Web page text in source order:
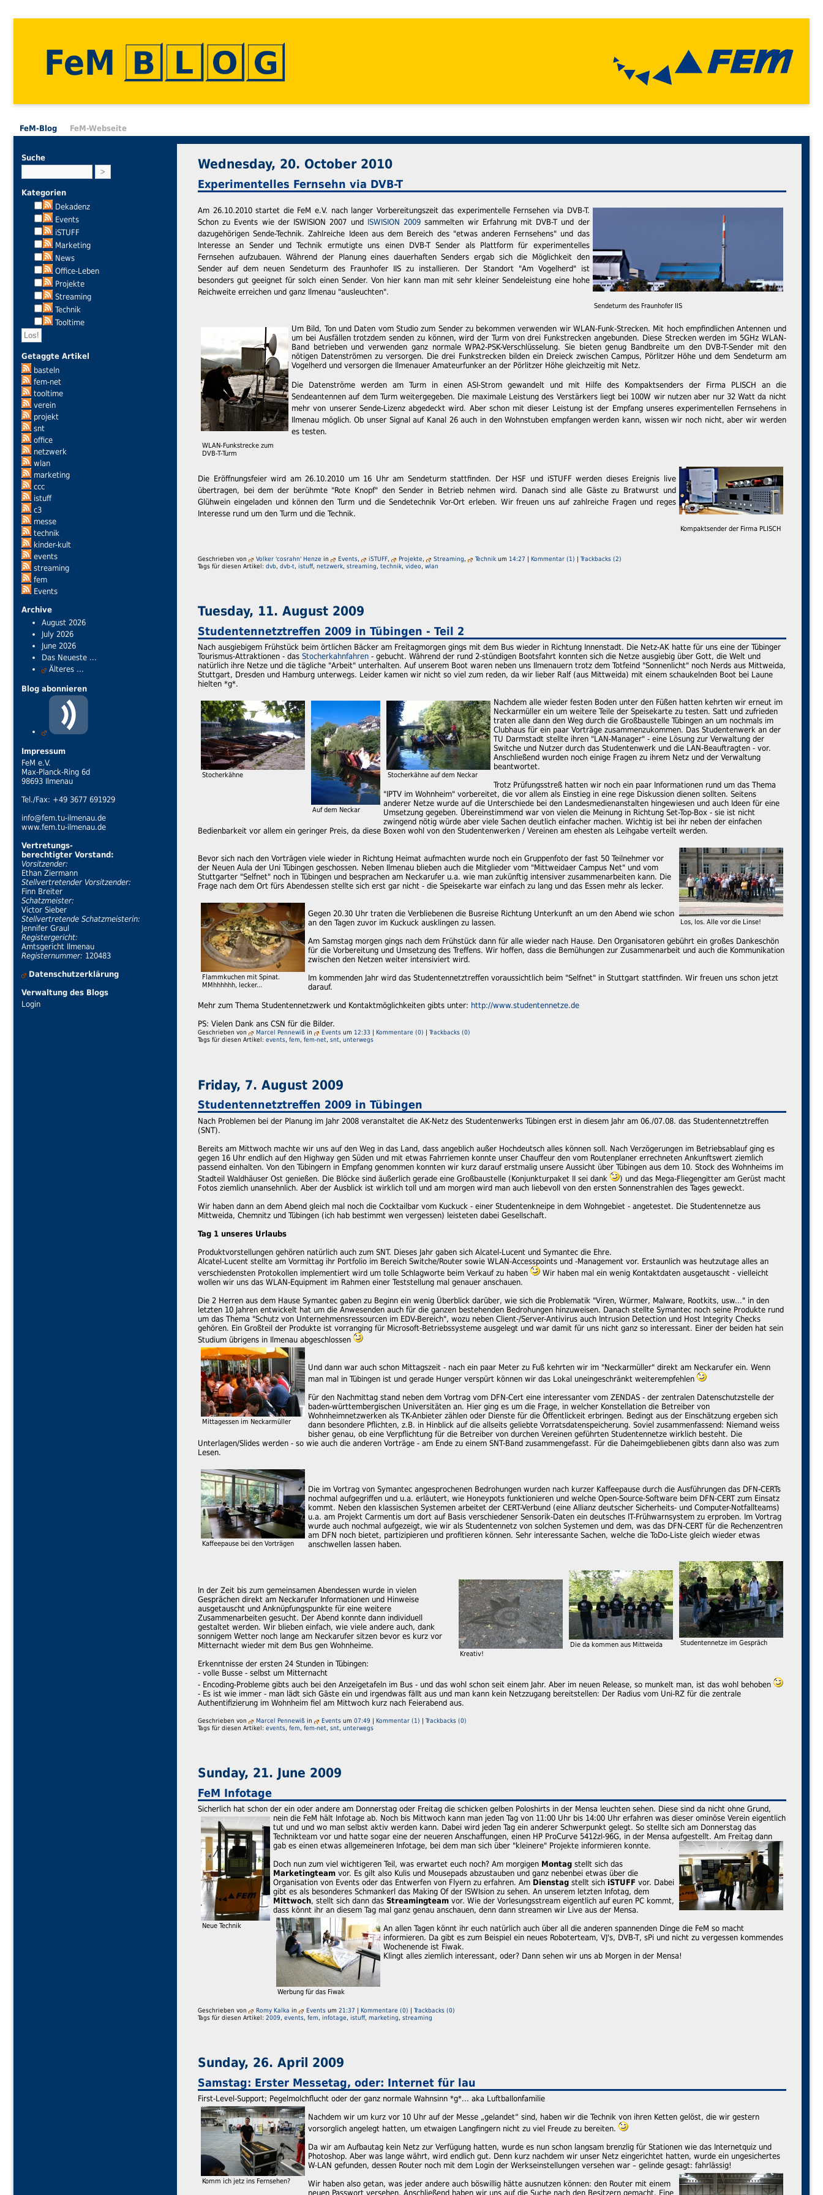
FeM
FeM-Blog FeM-Webseite
Suche
Kategorien
Dekadenz
Events
iSTUFF
Marketing
News
Office-Leben
Projekte
Streaming
Technik
Tooltime
Getaggte Artikel
basteln
fem-net
tooltime
verein
projekt
snt
office
netzwerk
wlan
marketing
ccc
istuff
c3
messe
technik
kinder-kult
events
streaming
fem
Events
Archive
August 2026
July 2026
June 2026
Das Neueste ...
Älteres ...
Blog abonnieren
Impressum
FeM e.V.
Max-Planck-Ring 6d
98693 Ilmenau
Tel./Fax: +49 3677 691929
info@fem.tu-ilmenau.de
www.fem.tu-ilmenau.de
Vertretungs-
berechtigter Vorstand:
Vorsitzender:
Ethan Ziermann
Stellvertretender Vorsitzender:
Finn Breiter
Schatzmeister:
Victor Sieber
Stellvertretende Schatzmeisterin:
Jennifer Graul
Registergericht:
Amtsgericht Ilmenau
Registernummer: 120483
Datenschutzerklärung
Verwaltung des Blogs
Login
Wednesday, 20. October 2010
Experimentelles Fernsehn via DVB-T
Sendeturm des Fraunhofer IIS
Am 26.10.2010 startet die FeM e.V. nach langer Vorbereitungszeit das experimentelle Fernsehen via DVB-T.
Schon zu Events wie der ISWISION 2007 und ISWISION 2009 sammelten wir Erfahrung mit DVB-T und der
dazugehörigen Sende-Technik. Zahlreiche Ideen aus dem Bereich des "etwas anderen Fernsehens" und das
Interesse an Sender und Technik ermutigte uns einen DVB-T Sender als Plattform für experimentelles
Fernsehen aufzubauen. Während der Planung eines dauerhaften Senders ergab sich die Möglichkeit den
Sender auf dem neuen Sendeturm des Fraunhofer IIS zu installieren. Der Standort "Am Vogelherd" ist
besonders gut geeignet für solch einen Sender. Von hier kann man mit sehr kleiner Sendeleistung eine hohe
Reichweite erreichen und ganz Ilmenau "ausleuchten".
WLAN-Funkstrecke zum
DVB-T-Turm
Um Bild, Ton und Daten vom Studio zum Sender zu bekommen verwenden wir WLAN-Funk-Strecken. Mit hoch empfindlichen Antennen und
um bei Ausfällen trotzdem senden zu können, wird der Turm von drei Funkstrecken angebunden. Diese Strecken werden im 5GHz WLAN-
Band betrieben und verwenden ganz normale WPA2-PSK-Verschlüsselung. Sie bieten genug Bandbreite um den DVB-T-Sender mit den
nötigen Datenströmen zu versorgen. Die drei Funkstrecken bilden ein Dreieck zwischen Campus, Pörlitzer Höhe und dem Sendeturm am
Vogelherd und versorgen die Ilmenauer Amateurfunker an der Pörlitzer Höhe gleichzeitig mit Netz.
Die Datenströme werden am Turm in einen ASI-Strom gewandelt und mit Hilfe des Kompaktsenders der Firma PLISCH an die
Sendeantennen auf dem Turm weitergegeben. Die maximale Leistung des Verstärkers liegt bei 100W wir nutzen aber nur 32 Watt da nicht
mehr von unserer Sende-Lizenz abgedeckt wird. Aber schon mit dieser Leistung ist der Empfang unseres experimentellen Fernsehens in
Ilmenau möglich. Ob unser Signal auf Kanal 26 auch in den Wohnstuben empfangen werden kann, wissen wir noch nicht, aber wir werden
es testen.
Kompaktsender der Firma PLISCH
Die Eröffnungsfeier wird am 26.10.2010 um 16 Uhr am Sendeturm stattfinden. Der HSF und iSTUFF werden dieses Ereignis live
übertragen, bei dem der berühmte "Rote Knopf" den Sender in Betrieb nehmen wird. Danach sind alle Gäste zu Bratwurst und
Glühwein eingeladen und können den Turm und die Sendetechnik Vor-Ort erleben. Wir freuen uns auf zahlreiche Fragen und reges
Interesse rund um den Turm und die Technik.
Geschrieben von Volker 'cosrahn' Henze in Events, iSTUFF, Projekte, Streaming, Technik um 14:27 | Kommentar (1) | Trackbacks (2)
Tags für diesen Artikel: dvb, dvb-t, istuff, netzwerk, streaming, technik, video, wlan
Tuesday, 11. August 2009
Studentennetztreffen 2009 in Tübingen - Teil 2
Nach ausgiebigem Frühstück beim örtlichen Bäcker am Freitagmorgen gings mit dem Bus wieder in Richtung Innenstadt. Die Netz-AK hatte für uns eine der Tübinger
Tourismus-Attraktionen - das Stocherkahnfahren - gebucht. Während der rund 2-stündigen Bootsfahrt konnten sich die Netze ausgiebig über Gott, die Welt und
natürlich ihre Netze und die tägliche "Arbeit" unterhalten. Auf unserem Boot waren neben uns Ilmenauern trotz dem Totfeind "Sonnenlicht" noch Nerds aus Mittweida,
Stuttgart, Dresden und Hamburg unterwegs. Leider kamen wir nicht so viel zum reden, da wir lieber Ralf (aus Mittweida) mit einem schaukelnden Boot bei Laune
hielten *g*.
Stocherkähne
Auf dem Neckar
Stocherkähne auf dem Neckar
Nachdem alle wieder festen Boden unter den Füßen hatten kehrten wir erneut im
Neckarmüller ein um weitere Teile der Speisekarte zu testen. Satt und zufrieden
traten alle dann den Weg durch die Großbaustelle Tübingen an um nochmals im
Clubhaus für ein paar Vorträge zusammenzukommen. Das Studentenwerk an der
TU Darmstadt stellte ihren "LAN-Manager" - eine Lösung zur Verwaltung der
Switche und Nutzer durch das Studentenwerk und die LAN-Beauftragten - vor.
Anschließend wurden noch einige Fragen zu ihrem Netz und der Verwaltung
beantwortet.
Trotz Prüfungsstreß hatten wir noch ein paar Informationen rund um das Thema
"IPTV im Wohnheim" vorbereitet, die vor allem als Einstieg in eine rege Diskussion dienen sollten. Seitens
anderer Netze wurde auf die Unterschiede bei den Landesmedienanstalten hingewiesen und auch Ideen für eine
Umsetzung gegeben. Übereinstimmend war von vielen die Meinung in Richtung Set-Top-Box - sie ist nicht
zwingend nötig würde aber viele Sachen deutlich einfacher machen. Wichtig ist bei ihr neben der einfachen
Bedienbarkeit vor allem ein geringer Preis, da diese Boxen wohl von den Studentenwerken / Vereinen am ehesten als Leihgabe verteilt werden.
Los, los. Alle vor die Linse!
Bevor sich nach den Vorträgen viele wieder in Richtung Heimat aufmachten wurde noch ein Gruppenfoto der fast 50 Teilnehmer vor
der Neuen Aula der Uni Tübingen geschossen. Neben Ilmenau blieben auch die Mitglieder vom "Mittweidaer Campus Net" und vom
Stuttgarter "Selfnet" noch in Tübingen und besprachen am Neckarufer u.a. wie man zukünftig intensiver zusammenarbeiten kann. Die
Frage nach dem Ort fürs Abendessen stellte sich erst gar nicht - die Speisekarte war einfach zu lang und das Essen mehr als lecker.
Flammkuchen mit Spinat.
MMhhhhhh, lecker...
Gegen 20.30 Uhr traten die Verbliebenen die Busreise Richtung Unterkunft an um den Abend wie schon
an den Tagen zuvor im Kuckuck ausklingen zu lassen.
Am Samstag morgen gings nach dem Frühstück dann für alle wieder nach Hause. Den Organisatoren gebührt ein großes Dankeschön
für die Vorbereitung und Umsetzung des Treffens. Wir hoffen, dass die Bemühungen zur Zusammenarbeit und auch die Kommunikation
zwischen den Netzen weiter intensiviert wird.
Im kommenden Jahr wird das Studentennetztreffen voraussichtlich beim "Selfnet" in Stuttgart stattfinden. Wir freuen uns schon jetzt
darauf.
Mehr zum Thema Studentennetzwerk und Kontaktmöglichkeiten gibts unter: http://www.studentennetze.de
PS: Vielen Dank ans CSN für die Bilder.
Geschrieben von Marcel Pennewiß in Events um 12:33 | Kommentare (0) | Trackbacks (0)
Tags für diesen Artikel: events, fem, fem-net, snt, unterwegs
Friday, 7. August 2009
Studentennetztreffen 2009 in Tübingen
Nach Problemen bei der Planung im Jahr 2008 veranstaltet die AK-Netz des Studentenwerks Tübingen erst in diesem Jahr am 06./07.08. das Studentennetztreffen
(SNT).
Bereits am Mittwoch machte wir uns auf den Weg in das Land, dass angeblich außer Hochdeutsch alles können soll. Nach Verzögerungen im Betriebsablauf ging es
gegen 16 Uhr endlich auf den Highway gen Süden und mit etwas Fahrriemen konnte unser Chauffeur den vom Routenplaner errechneten Ankunftswert ziemlich
passend einhalten. Von den Tübingern in Empfang genommen konnten wir kurz darauf erstmalig unsere Aussicht über Tübingen aus dem 10. Stock des Wohnheims im
Stadteil Waldhäuser Ost genießen. Die Blöcke sind äußerlich gerade eine Großbaustelle (Konjunkturpaket II sei dank
) und das Mega-Fliegengitter am Gerüst macht
Fotos ziemlich unansehnlich. Aber der Ausblick ist wirklich toll und am morgen wird man auch liebevoll von den ersten Sonnenstrahlen des Tages geweckt.
Wir haben dann an dem Abend gleich mal noch die Cocktailbar vom Kuckuck - einer Studentenkneipe in dem Wohngebiet - angetestet. Die Studentennetze aus
Mittweida, Chemnitz und Tübingen (ich hab bestimmt wen vergessen) leisteten dabei Gesellschaft.
Tag 1 unseres Urlaubs
Produktvorstellungen gehören natürlich auch zum SNT. Dieses Jahr gaben sich Alcatel-Lucent und Symantec die Ehre.
Alcatel-Lucent stellte am Vormittag ihr Portfolio im Bereich Switche/Router sowie WLAN-Accesspoints und -Management vor. Erstaunlich was heutzutage alles an
verschiedensten Protokollen implementiert wird um tolle Schlagworte beim Verkauf zu haben
Wir haben mal ein wenig Kontaktdaten ausgetauscht - vielleicht
wollen wir uns das WLAN-Equipment im Rahmen einer Teststellung mal genauer anschauen.
Die 2 Herren aus dem Hause Symantec gaben zu Beginn ein wenig Überblick darüber, wie sich die Problematik "Viren, Würmer, Malware, Rootkits, usw..." in den
letzten 10 Jahren entwickelt hat um die Anwesenden auch für die ganzen bestehenden Bedrohungen hinzuweisen. Danach stellte Symantec noch seine Produkte rund
um das Thema "Schutz von Unternehmensressourcen im EDV-Bereich", wozu neben Client-/Server-Antivirus auch Intrusion Detection und Host Integrity Checks
gehören. Ein Großteil der Produkte ist vorranging für Microsoft-Betriebssysteme ausgelegt und war damit für uns nicht ganz so interessant. Einer der beiden hat sein
Studium übrigens in Ilmenau abgeschlossen
Mittagessen im Neckarmüller
Und dann war auch schon Mittagszeit - nach ein paar Meter zu Fuß kehrten wir im "Neckarmüller" direkt am Neckarufer ein. Wenn
man mal in Tübingen ist und gerade Hunger verspürt können wir das Lokal uneingeschränkt weiterempfehlen
Für den Nachmittag stand neben dem Vortrag vom DFN-Cert eine interessanter vom ZENDAS - der zentralen Datenschutzstelle der
baden-württembergischen Universitäten an. Hier ging es um die Frage, in welcher Konstellation die Betreiber von
Wohnheimnetzwerken als TK-Anbieter zählen oder Dienste für die Öffentlickeit erbringen. Bedingt aus der Einschätzung ergeben sich
dann besondere Pflichten, z.B. in Hinblick auf die allseits geliebte Vorratsdatenspeicherung. Soviel zusammenfassend: Niemand weiss
bisher genau, ob eine Verpflichtung für die Betreiber von durchen Vereinen geführten Studentennetze wirklich besteht. Die
Unterlagen/Slides werden - so wie auch die anderen Vorträge - am Ende zu einem SNT-Band zusammengefasst. Für die Daheimgebliebenen gibts dann also was zum
Lesen.
Kaffeepause bei den Vorträgen
Die im Vortrag von Symantec angesprochenen Bedrohungen wurden nach kurzer Kaffeepause durch die Ausführungen das DFN-CERTs
nochmal aufgegriffen und u.a. erläutert, wie Honeypots funktionieren und welche Open-Source-Software beim DFN-CERT zum Einsatz
kommt. Neben den klassischen Systemen arbeitet der CERT-Verbund (eine Allianz deutscher Sicherheits- und Computer-Notfallteams)
u.a. am Projekt Carmentis um dort auf Basis verschiedener Sensorik-Daten ein deutsches IT-Frühwarnsystem zu erproben. Im Vortrag
wurde auch nochmal aufgezeigt, wie wir als Studentennetz von solchen Systemen und dem, was das DFN-CERT für die Rechenzentren
am DFN noch bietet, partizipieren und profitieren können. Sehr interessante Sachen, welche die ToDo-Liste gleich wieder etwas
anschwellen lassen haben.
Studentennetze im Gespräch
Die da kommen aus Mittweida
Kreativ!
In der Zeit bis zum gemeinsamen Abendessen wurde in vielen
Gesprächen direkt am Neckarufer Informationen und Hinweise
ausgetauscht und Anknüpfungspunkte für eine weitere
Zusammenarbeiten gesucht. Der Abend konnte dann individuell
gestaltet werden. Wir blieben einfach, wie viele andere auch, dank
sonnigem Wetter noch lange am Neckarufer sitzen bevor es kurz vor
Mitternacht wieder mit dem Bus gen Wohnheime.
Erkenntnisse der ersten 24 Stunden in Tübingen:
- volle Busse - selbst um Mitternacht
- Encoding-Probleme gibts auch bei den Anzeigetafeln im Bus - und das wohl schon seit einem Jahr. Aber im neuen Release, so munkelt man, ist das wohl behoben
- Es ist wie immer - man lädt sich Gäste ein und irgendwas fällt aus und man kann kein Netzzugang bereitstellen: Der Radius vom Uni-RZ für die zentrale
Authentifizierung im Wohnheim fiel am Mittwoch kurz nach Feierabend aus.
Geschrieben von Marcel Pennewiß in Events um 07:49 | Kommentar (1) | Trackbacks (0)
Tags für diesen Artikel: events, fem, fem-net, snt, unterwegs
Sunday, 21. June 2009
FeM Infotage
Sicherlich hat schon der ein oder andere am Donnerstag oder Freitag die schicken gelben Poloshirts in der Mensa leuchten sehen. Diese sind da nicht ohne Grund,
nein die FeM hält Infotage ab.
Neue Technik
Noch bis Mittwoch kann man jeden Tag von 11:00 Uhr bis 14:00 Uhr erfahren was dieser ominöse Verein eigentlich
tut und und wo man selbst aktiv werden kann. Dabei wird jeden Tag ein anderer Schwerpunkt gelegt. So stellte sich am Donnerstag das
Technikteam vor und hatte sogar eine der neueren Anschaffungen, einen HP ProCurve 5412zl-96G, in der Mensa aufgestellt. Am Freitag dann
gab es einen etwas allgemeineren Infotage, bei dem man sich über "kleinere" Projekte informieren konnte.
Doch nun zum viel wichtigeren Teil, was erwartet euch noch? Am morgigen Montag stellt sich das
Marketingteam vor. Es gilt also Kulis und Mousepads abzustauben und ganz nebenbei etwas über die
Organisation von Events oder das Entwerfen von Flyern zu erfahren. Am Dienstag stellt sich iSTUFF vor. Dabei
gibt es als besonderes Schmankerl das Making Of der ISWIsion zu sehen. An unserem letzten Infotag, dem
Mittwoch, stellt sich dann das Streamingteam vor. Wie der Vorlesungsstream eigentlich auf euren PC kommt,
dass könnt ihr an diesem Tag mal ganz genau anschauen, denn dann streamen wir Live aus der Mensa.
Werbung für das Fiwak
An allen Tagen könnt ihr euch natürlich auch über all die anderen spannenden Dinge die FeM so macht
informieren. Da gibt es zum Beispiel ein neues Roboterteam, VJ's, DVB-T, sPi und nicht zu vergessen kommendes
Wochenende ist Fiwak.
Klingt alles ziemlich interessant, oder? Dann sehen wir uns ab Morgen in der Mensa!
Geschrieben von Romy Kalka in Events um 21:37 | Kommentare (0) | Trackbacks (0)
Tags für diesen Artikel: 2009, events, fem, infotage, istuff, marketing, streaming
Sunday, 26. April 2009
Samstag: Erster Messetag, oder: Internet für lau
First-Level-Support; Pegelmolchflucht oder der ganz normale Wahnsinn *g*... aka Luftballonfamilie
Komm ich jetz ins Fernsehen?
Nachdem wir um kurz vor 10 Uhr auf der Messe „gelandet“ sind, haben wir die Technik von ihren Ketten gelöst, die wir gestern
vorsorglich angelegt hatten, um etwaigen Langfingern nicht zu viel Freude zu bereiten.
Da wir am Aufbautag kein Netz zur Verfügung hatten, wurde es nun schon langsam brenzlig für Stationen wie das Internetquiz und
Photoshop. Aber was lange währt, wird endlich gut. Denn kurz nachdem wir unser Netz eingerichtet hatten, wurde ein ungesichertes
W-LAN gefunden, dessen Router noch mit dem Login der Werkseinstellungen versehen war – gelinde gesagt: fahrlässig!
Wir haben also getan, was jeder andere auch böswillig hätte ausnutzen können: den Router mit einem
neuen Passwort versehen. Anschließend haben wir uns auf die Suche nach den Besitzern gemacht. Eine